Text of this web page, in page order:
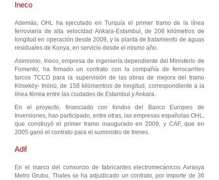
Ineco
Además, OHL ha ejecutado en Turquía el primer tramo de la línea
ferroviaria de alta velocidad Ankara-Estambul, de 206 kilómetros de
longitud en operación desde 2009, y la planta de tratamiento de aguas
residuales de Konya, en servicio desde el mismo año.
Asimismo, Ineco, empresa de ingeniería dependiente del Ministerio de
Fomento, ha firmado un contrato con la compañía de ferrocarriles
turcos TCCD para la supervisión de las obras de mejora del tramo
Köseköy- Inönü, de 158 kilómentros de longitud, correspondiente a la
línea férrea entre las ciudades de Estambul y Ankara.
En el proyecto, financiado con fondos del Banco Europeo de
Inversiones, han participado, entre otras, las empresas españolas OHL,
que construyó el primer tramo inaugurado en 2009, y CAF, que en
2005 ganó el contrato para el suministro de trenes.
Adif
En el marco del consorcio de fabricantes electromecánicos Avrasya
Metro Grubu, Thales se ha adjudicado un contrato, por importe de 36